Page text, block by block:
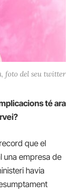
foto del seu twitter
té ara
que el
una empresa de
havia